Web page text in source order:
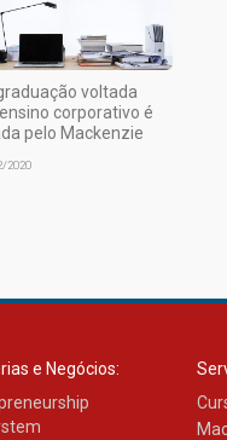
voltada
corporativo é
pelo Mackenzie
2020
e Negócios: